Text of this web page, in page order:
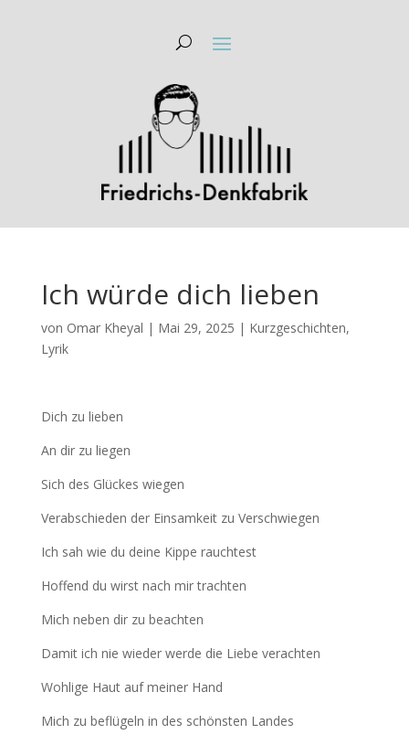
Ich würde dich lieben
von Omar Kheyal | Mai 29, 2025 | Kurzgeschichten,
Lyrik
Dich zu lieben
An dir zu liegen
Sich des Glückes wiegen
Verabschieden der Einsamkeit zu Verschwiegen
Ich sah wie du deine Kippe rauchtest
Hoffend du wirst nach mir trachten
Mich neben dir zu beachten
Damit ich nie wieder werde die Liebe verachten
Wohlige Haut auf meiner Hand
Mich zu beflügeln in des schönsten Landes